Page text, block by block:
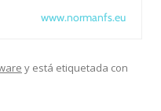
www.normanfs.eu
y está etiquetada con